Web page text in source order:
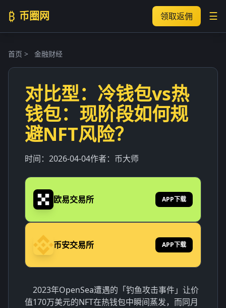
₿ 币圈网 领取返佣 ☰
首页 > 金融财经
对比型：冷钱包vs热
钱包：现阶段如何规
避NFT风险？
时间： 2026-04-04作者： 币大师
欧易交易所 APP下载
币安交易所 APP下载
2023年OpenSea遭遇的「钓鱼攻击事件」让价
值170万美元的NFT在热钱包中瞬间蒸发，而同月